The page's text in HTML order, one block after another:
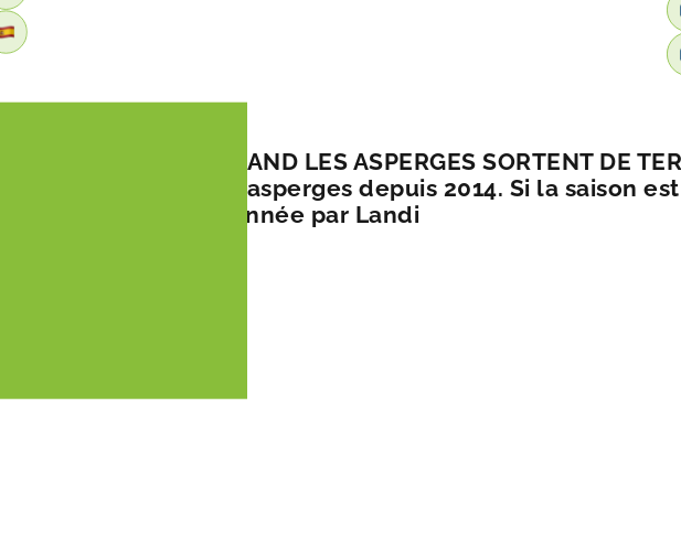
en Suisse QUAND LES ASPERGES SORTENT DE
Lattion cultive des asperges depuis 2014. Si la saison
tout au long de l’année par Landi